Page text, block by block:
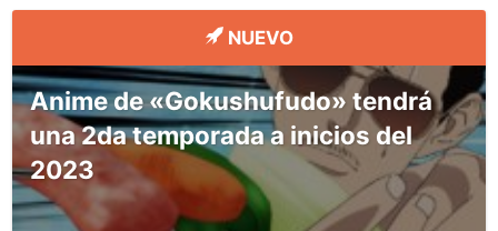
NUEVO
Anime de «Gokushufudo» tendrá
una 2da temporada a inicios del
2023